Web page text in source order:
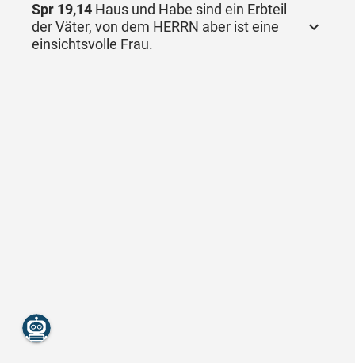
Spr 19,14 Haus und Habe sind ein Erbteil
der Väter, von dem HERRN aber ist eine
einsichtsvolle Frau.